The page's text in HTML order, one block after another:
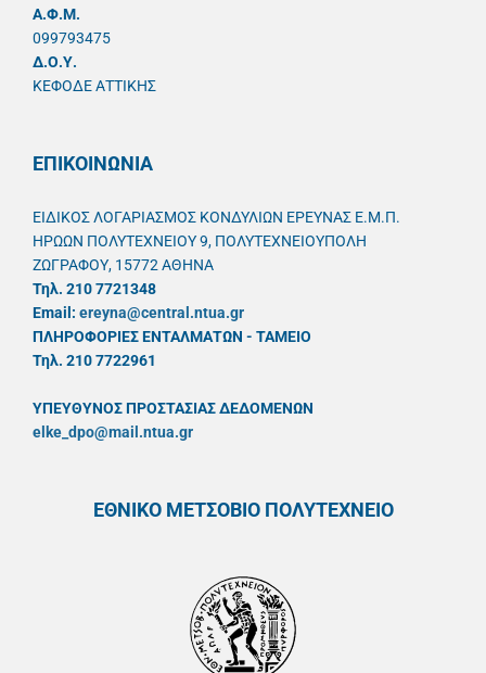
A.Φ.Μ.
099793475
Δ.Ο.Υ.
ΚΕΦΟΔΕ ΑΤΤΙΚΗΣ
ΕΠΙΚΟΙΝΩΝΙΑ
ΕΙΔΙΚΟΣ ΛΟΓΑΡΙΑΣΜΟΣ ΚΟΝΔΥΛΙΩΝ ΕΡΕΥΝΑΣ Ε.Μ.Π.
ΗΡΩΩΝ ΠΟΛΥΤΕΧΝΕΙΟΥ 9, ΠΟΛΥΤΕΧΝΕΙΟΥΠΟΛΗ
ΖΩΓΡΑΦΟΥ, 15772 ΑΘΗΝΑ
Τηλ. 210 7721348
Email: ereyna@central.ntua.gr
ΠΛΗΡΟΦΟΡΙΕΣ ΕΝΤΑΛΜΑΤΩΝ - ΤΑΜΕΙΟ
Τηλ. 210 7722961
ΥΠΕΥΘYΝΟΣ ΠΡΟΣΤΑΣΙΑΣ ΔΕΔΟΜΕΝΩΝ
elke_dpo@mail.ntua.gr
ΕΘΝΙΚΟ ΜΕΤΣΟΒΙΟ ΠΟΛΥΤΕΧΝΕΙΟ